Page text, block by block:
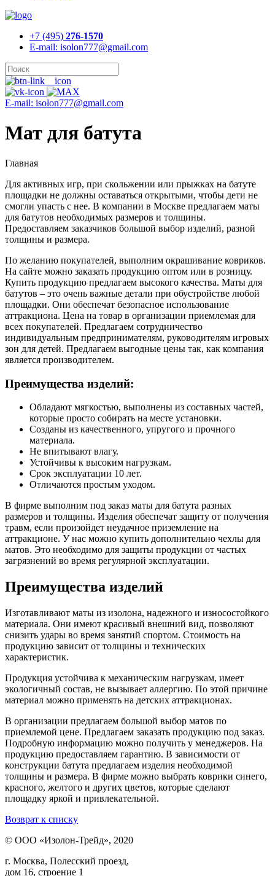
+7 (495) 276-1570
E-mail: isolon777@gmail.com
E-mail: isolon777@gmail.com
Мат для батута
Главная
Для активных игр, при скольжении или прыжках на батуте
площадки не должны оставаться открытыми, чтобы дети не
смогли упасть с нее. В компании в Москве предлагаем маты
для батутов необходимых размеров и толщины.
Предоставляем заказчиков большой выбор изделий, разной
толщины и размера.
По желанию покупателей, выполним окрашивание ковриков.
На сайте можно заказать продукцию оптом или в розницу.
Купить продукцию предлагаем высокого качества. Маты для
батутов – это очень важные детали при обустройстве любой
площадки. Они обеспечат безопасное использование
аттракциона. Цена на товар в организации приемлемая для
всех покупателей. Предлагаем сотрудничество
индивидуальным предпринимателям, руководителям игровых
зон для детей. Предлагаем выгодные цены так, как компания
является производителем.
Преимущества изделий:
Обладают мягкостью, выполнены из составных частей,
которые просто собирать на месте установки.
Созданы из качественного, упругого и прочного
материала.
Не впитывают влагу.
Устойчивы к высоким нагрузкам.
Срок эксплуатации 10 лет.
Отличаются простым уходом.
В фирме выполним под заказ маты для батута разных
размеров и толщины. Изделия обеспечат защиту от получения
травм, если произойдет неудачное приземление на
аттракционе. У нас можно купить дополнительно чехлы для
матов. Это необходимо для защиты продукции от частых
загрязнений во время регулярной эксплуатации.
Преимущества изделий
Изготавливают маты из изолона, надежного и износостойкого
материала. Они имеют красивый внешний вид, позволяют
снизить удары во время занятий спортом. Стоимость на
продукцию зависит от толщины и технических
характеристик.
Продукция устойчива к механическим нагрузкам, имеет
экологичный состав, не вызывает аллергию. По этой причине
материал можно применять на детских аттракционах.
В организации предлагаем большой выбор матов по
приемлемой цене. Предлагаем заказать продукцию под заказ.
Подробную информацию можно получить у менеджеров. На
продукцию предоставляем гарантию. В зависимости от
конструкции батута предлагаем изделия необходимой
толщины и размера. В фирме можно выбрать коврики синего,
красного, желтого и других цветов, которые сделают
площадку яркой и привлекательной.
Возврат к списку
© ООО «Изолон-Трейд», 2020
г. Москва, Полесский проезд,
дом 16, строение 1